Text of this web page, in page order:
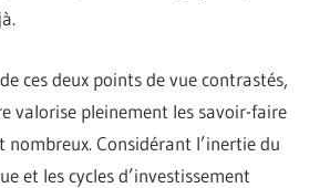
ces deux points de vue contrastés,
valorise pleinement les savoir-faire
nombreux. Considérant l’inertie du
et les cycles d’investissement